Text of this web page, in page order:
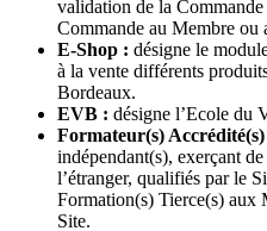
validation de la
Commande au Membre ou
E-Shop : désigne le
à la vente différents
Bordeaux.
EVB : désigne l’Ecole du
Formateur(s)
indépendant(s), exerçant
l’étranger, qualifiés par le
Formation(s) Tierce(s) aux
Site.